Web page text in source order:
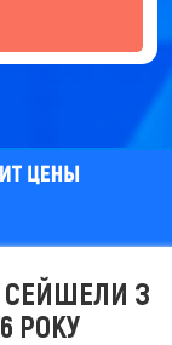
СЕЙШЕЛИ З
РОКУ